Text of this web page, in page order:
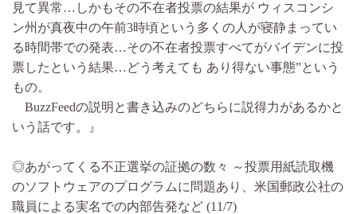
見て異常…しかもその不在者投票の結果が ウィスコンシ
ン州が真夜中の午前3時頃という多くの人が寝静まってい
る時間帯での発表…その不在者投票すべてがバイデンに投
票したという結果…どう考えても あり得ない事態”という
もの。
BuzzFeedの説明と書き込みのどちらに説得力があるかと
いう話です。』
◎あがってくる不正選挙の証拠の数々 ～投票用紙読取機
のソフトウェアのプログラムに問題あり、米国郵政公社の
職員による実名での内部告発など (11/7)